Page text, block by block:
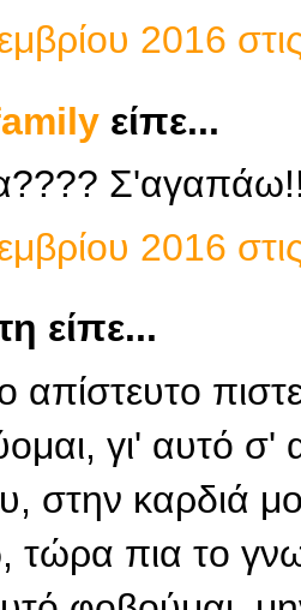
2016
είπε...
2016
είπε...
απίστευτο
γι' αυτό
στην καρδιά
τώρα πια το